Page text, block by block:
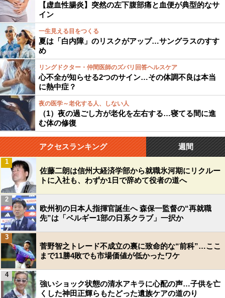
【虚血性腸炎】突然の左下腹部痛と血便が典型的なサ
イン
一生見える目をつくる
夏は「白内障」のリスクがアップ…サングラスのすす
め
リングドクター・仲間医師のズバリ回答ヘルスケア
心不全が知らせる2つのサイン…その体調不良は本当
に熱中症？
夜の医学～老化する人、しない人
（1）夜の過ごし方が老化を左右する…寝てる間に進
む体の修復
アクセスランキング 週間
佐藤二朗は信州大経済学部から就職氷河期にリクルー
トに入社も、わずか1日で辞めて役者の道へ
1
欧州初の日本人指揮官誕生へ 森保一監督の“再就職
先”は「ベルギー1部の日系クラブ」一択か
2
菅野智之トレード不成立の裏に致命的な“前科”…ここ
まで11勝4敗でも市場価値が低かったワケ
3
強いショック状態の清水アキラに心配の声…子供を亡
くした神田正輝らもたどった遺族ケアの道のり
4